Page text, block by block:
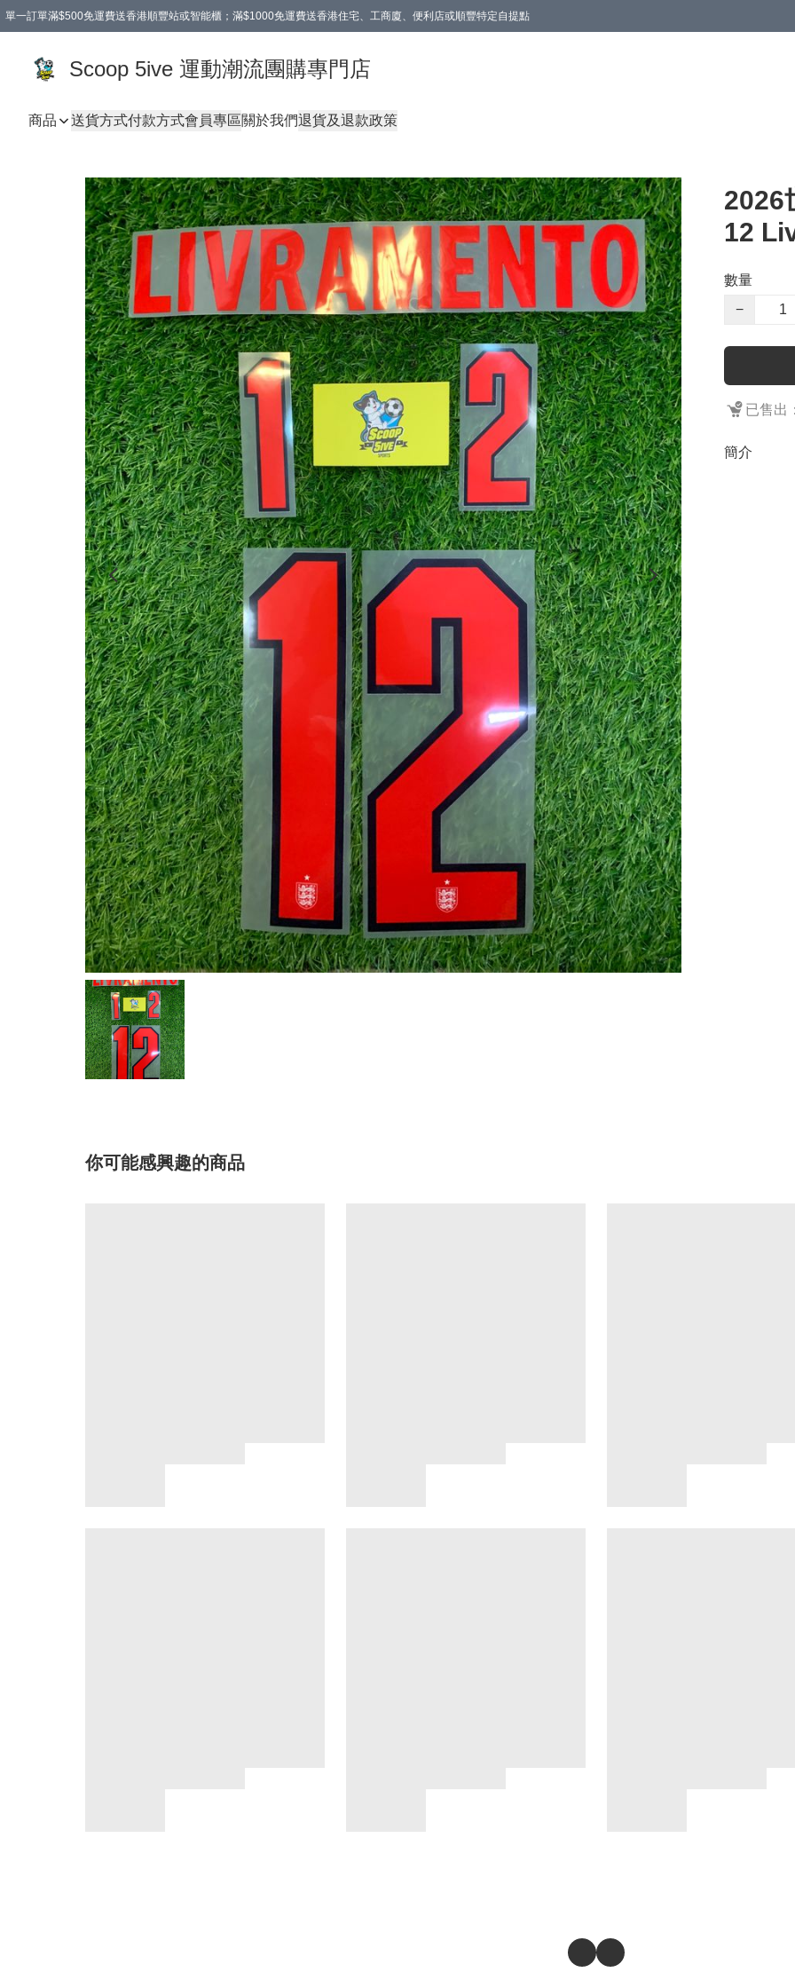
單一訂單滿$500免運費送香港順豐站或智能櫃；滿$1000免運費送香港住宅、工商廈、便利店或順豐特定自提點
Scoop 5ive 運動潮流團購專門店
商品 送貨方式付款方式會員專區關於我們退貨及退款政策
2026
12
數量
−
已售出
簡介
你可能感興趣的商品